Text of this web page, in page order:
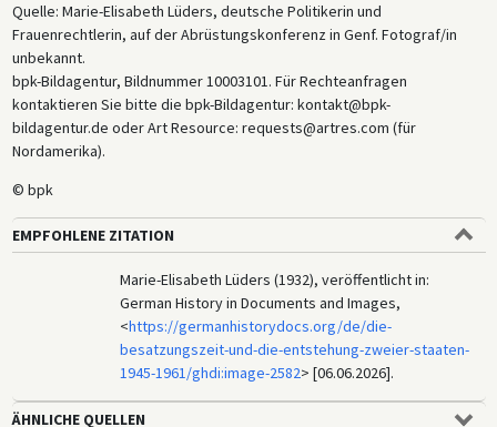
Quelle: Marie-Elisabeth Lüders, deutsche Politikerin und
Frauenrechtlerin, auf der Abrüstungskonferenz in Genf. Fotograf/in
unbekannt.
bpk-Bildagentur, Bildnummer 10003101. Für Rechteanfragen
kontaktieren Sie bitte die bpk-Bildagentur: kontakt@bpk-
bildagentur.de oder Art Resource: requests@artres.com (für
Nordamerika).
© bpk
EMPFOHLENE ZITATION
Marie-Elisabeth Lüders (1932), veröffentlicht in:
German History in Documents and Images,
<https://germanhistorydocs.org/de/die-
besatzungszeit-und-die-entstehung-zweier-staaten-
1945-1961/ghdi:image-2582> [06.06.2026].
ÄHNLICHE QUELLEN